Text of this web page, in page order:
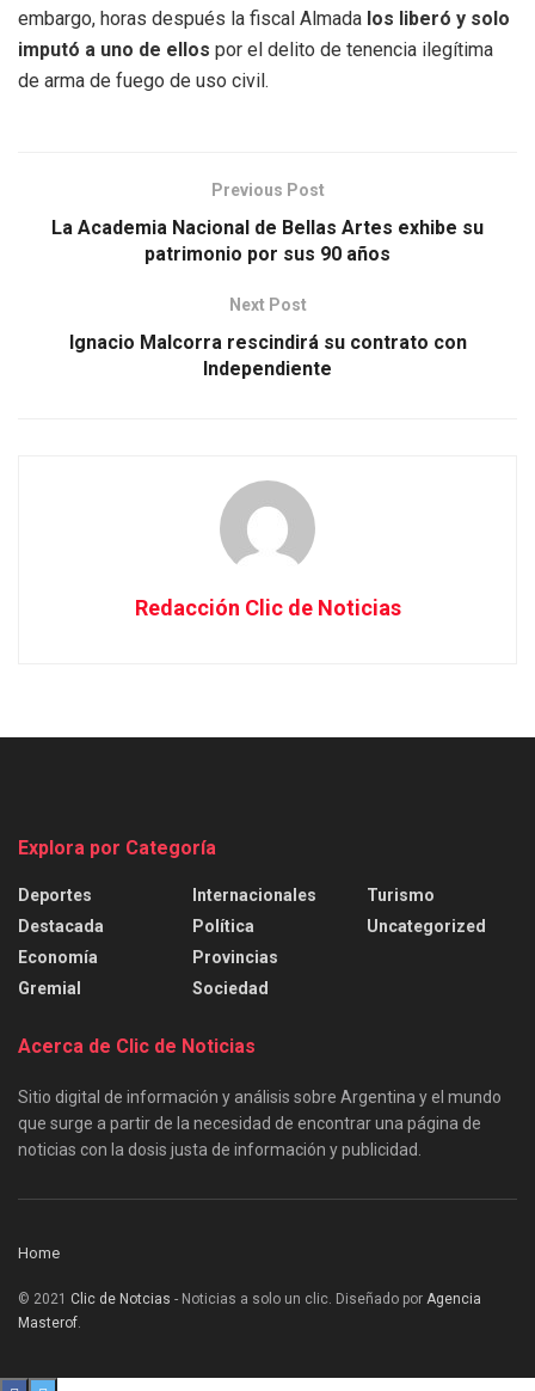
embargo, horas después la fiscal Almada los liberó y solo
imputó a uno de ellos por el delito de tenencia ilegítima
de arma de fuego de uso civil.
Previous Post
La Academia Nacional de Bellas Artes exhibe su
patrimonio por sus 90 años
Next Post
Ignacio Malcorra rescindirá su contrato con
Independiente
Redacción Clic de Noticias
Explora por Categoría
Deportes
Destacada
Economía
Gremial
Internacionales
Política
Provincias
Sociedad
Turismo
Uncategorized
Acerca de Clic de Noticias
Sitio digital de información y análisis sobre Argentina y el mundo
que surge a partir de la necesidad de encontrar una página de
noticias con la dosis justa de información y publicidad.
Home
© 2021 Clic de Notcias - Noticias a solo un clic. Diseñado por Agencia
Masterof.